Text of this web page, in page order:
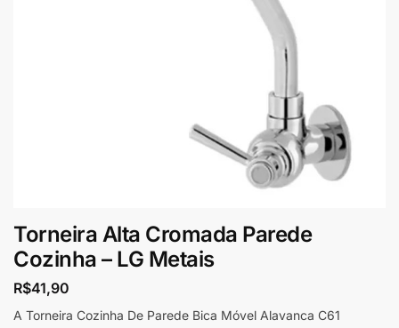
Torneira Alta Cromada Parede
Cozinha – LG Metais
R$41,90
A Torneira Cozinha De Parede Bica Móvel Alavanca C61